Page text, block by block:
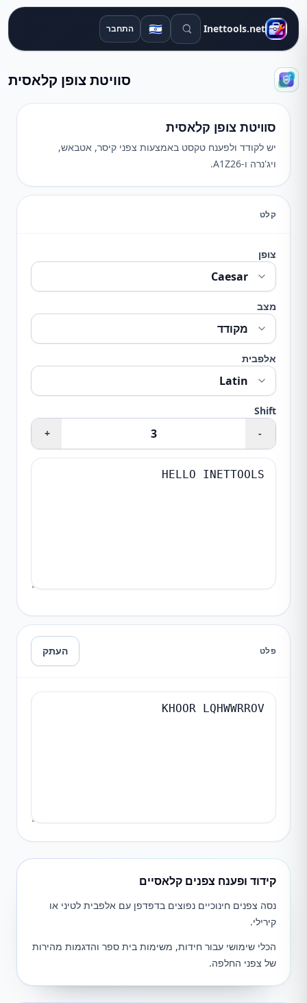
Inettools.net חיפוש כלים
🇮🇱 התחבר
סוויטת צופן קלאסית
סוויטת צופן קלאסית
יש לקודד ולפענח טקסט באמצעות צפני קיסר, אטבאש,
ויג'נרה ו-A1Z26.
קלט
צופן
מצב
אלפבית
Shift
-
+
פלט העתק
קידוד ופענח צפנים קלאסיים
נסה צפנים חינוכיים נפוצים בדפדפן עם אלפבית לטיני או
קירילי.
הכלי שימושי עבור חידות, משימות בית ספר והדגמות מהירות
של צפני החלפה.